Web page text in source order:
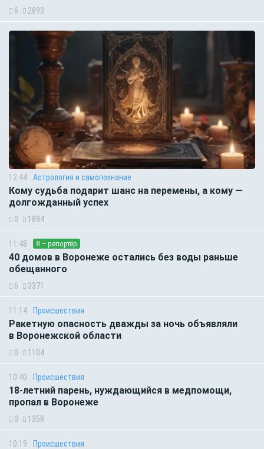
6 2893
12:44 Астрология и самопознание
Кому судьба подарит шанс на перемены, а кому —
долгожданный успех
0 1894
11:48 Я – репортёр
40 домов в Воронеже остались без воды раньше
обещанного
6 3371
11:14 Происшествия
Ракетную опасность дважды за ночь объявляли
в Воронежской области
0 1104
10:40 Происшествия
18-летний парень, нуждающийся в медпомощи,
пропал в Воронеже
0 1358
10:19 Происшествия